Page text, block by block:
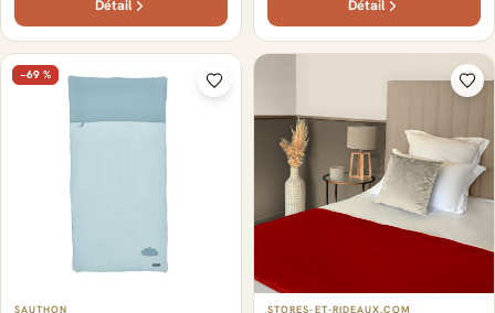
Détail Détail
−69 %
SAUTHON STORES-ET-RIDEAUX.COM